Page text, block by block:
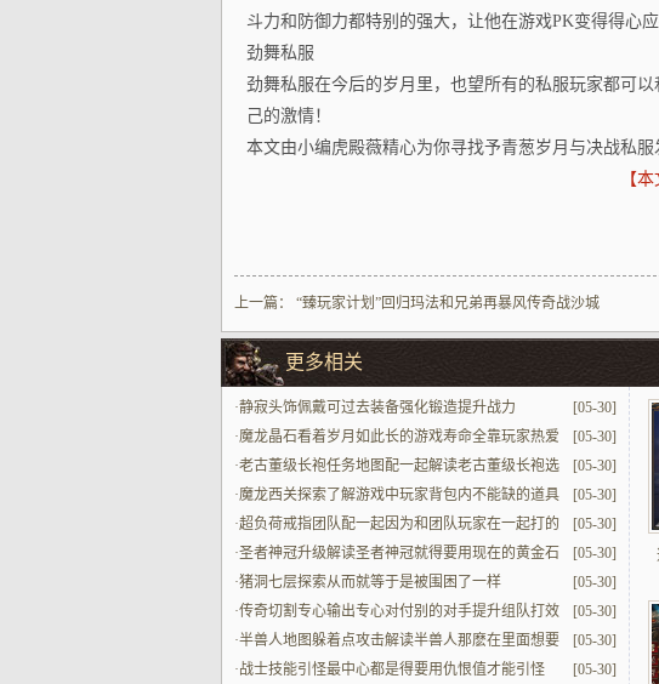
斗力和防御力都特别的强大，让他在游戏PK变得得心应
劲舞私服
劲舞私服在今后的岁月里，也望所有的私服玩家都可
己的激情！
本文由小编虎殿薇精心为你寻找予青葱岁月与决战私服
【
上一篇： “臻玩家计划”回归玛法和兄弟再暴风传奇战沙城
更多相关
[05-30]
·静寂头饰佩戴可过去装备强化锻造提升战力
[05-30]
·魔龙晶石看着岁月如此长的游戏寿命全靠玩家热爱
[05-30]
·老古董级长袍任务地图配一起解读老古董级长袍选
择对路子的任务地图才能发挥顶大的混子位价值
[05-30]
·魔龙西关探索了解游戏中玩家背包内不能缺的道具
[05-30]
·超负荷戒指团队配一起因为和团队玩家在一起打的
时候增益翻一倍
[05-30]
·圣者神冠升级解读圣者神冠就得要用现在的黄金石
才能解开高阶属性
[05-30]
·猪洞七层探索从而就等于是被围困了一样
[05-30]
·传奇切割专心输出专心对付别的对手提升组队打效
率
[05-30]
·半兽人地图躲着点攻击解读半兽人那麽在里面想要
很好的去躲着点里面的贼能打的方面需借用地形
[05-30]
·战士技能引怪最中心都是得要用仇恨值才能引怪